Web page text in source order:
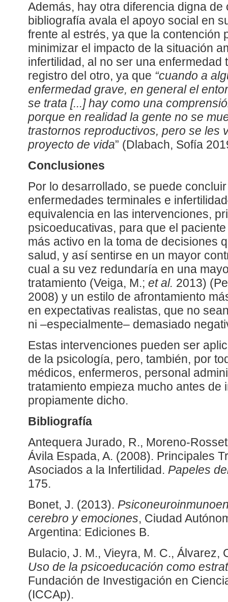
Además, hay otra diferencia digna
bibliografía avala el apoyo social en
frente al estrés, ya que la contención
minimizar el impacto de la situación
infertilidad, al no ser una enfermedad
registro del otro, ya que “cuando a
enfermedad grave, en general el
se trata [...] hay como una
porque en realidad la gente no se
trastornos reproductivos, pero se les
proyecto de vida” (Dlabach, Sofía
Conclusiones
Por lo desarrollado, se puede
enfermedades terminales e
equivalencia en las intervenciones,
psicoeducativas, para que el
más activo en la toma de decisiones
salud, y así sentirse en un mayor
cual a su vez redundaría en una
tratamiento (Veiga, M.; et al. 2013)
2008) y un estilo de afrontamiento
en expectativas realistas, que no
ni –especialmente– demasiado
Estas intervenciones pueden ser
de la psicología, pero, también, por
médicos, enfermeros, personal
tratamiento empieza mucho antes de
propiamente dicho.
Bibliografía
Antequera Jurado, R., Moreno-
Ávila Espada, A. (2008). Principales
Asociados a la Infertilidad. Papeles
175.
Bonet, J. (2013).
cerebro y emociones, Ciudad
Argentina: Ediciones B.
Bulacio, J. M., Vieyra, M. C., Álvarez,
Uso de la psicoeducación como
Fundación de Investigación en
(ICCAp).